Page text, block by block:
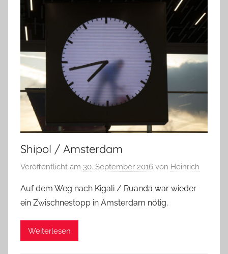
Shipol / Amsterdam
Veröffentlicht am 30. September 2016 von Heinrich
Auf dem Weg nach Kigali / Ruanda war wieder
ein Zwischnestopp in Amsterdam nötig.
Weiterlesen